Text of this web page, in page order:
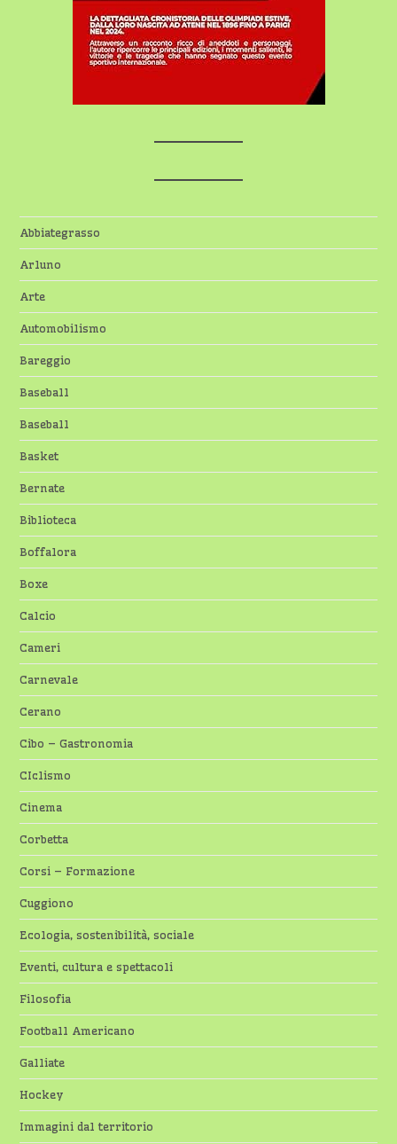
Abbiategrasso
Arluno
Arte
Automobilismo
Bareggio
Baseball
Baseball
Basket
Bernate
Biblioteca
Boffalora
Boxe
Calcio
Cameri
Carnevale
Cerano
Cibo – Gastronomia
CIclismo
Cinema
Corbetta
Corsi – Formazione
Cuggiono
Ecologia, sostenibilità, sociale
Eventi, cultura e spettacoli
Filosofia
Football Americano
Galliate
Hockey
Immagini dal territorio